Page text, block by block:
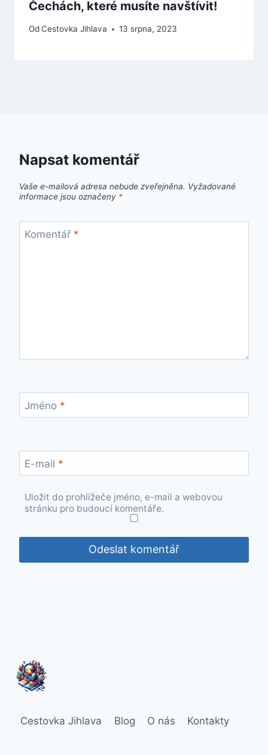
Čechách, které musíte navštívit!
OdCestovka Jihlava 13 srpna, 2023
Napsat komentář
Vaše e-mailová adresa nebude zveřejněna. Vyžadované
informace jsou označeny *
Komentář *
Jméno *
E-mail *
Uložit do prohlížeče jméno, e-mail a webovou
stránku pro budoucí komentáře.
Cestovka Jihlava Blog O nás Kontakty